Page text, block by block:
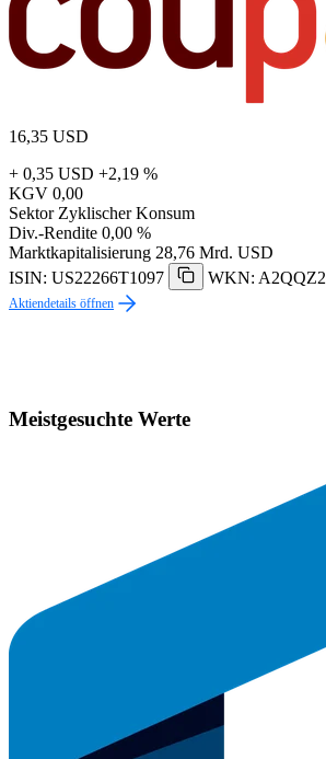
16,35 USD
+ 0,35 USD +2,19 %
KGV 0,00
Sektor Zyklischer Konsum
Div.-Rendite 0,00 %
Marktkapitalisierung 28,76 Mrd. USD
ISIN: US22266T1097
WKN: A2QQZ2
Aktiendetails öffnen
Meistgesuchte Werte